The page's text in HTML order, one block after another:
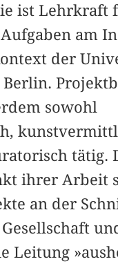
ist Lehrkraft
am
der
sowohl
tätig.
ihrer Arbeit
an der
Leitung